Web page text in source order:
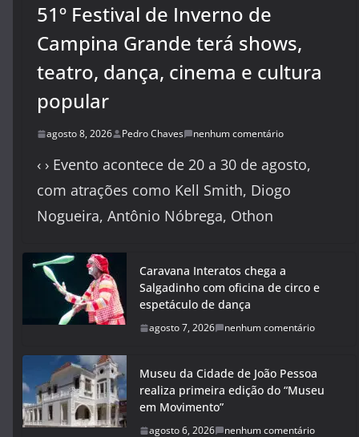
51º Festival de Inverno de
Campina Grande terá shows,
teatro, dança, cinema e cultura
popular
agosto 8, 2026 Pedro Chaves nenhum comentário
‹ › Evento acontece de 20 a 30 de agosto,
com atrações como Kell Smith, Diogo
Nogueira, Antônio Nóbrega, Othon
Caravana Interatos chega a
Salgadinho com oficina de circo e
espetáculo de dança
agosto 7, 2026 nenhum comentário
Museu da Cidade de João Pessoa
realiza primeira edição do “Museu
em Movimento”
agosto 6, 2026 nenhum comentário